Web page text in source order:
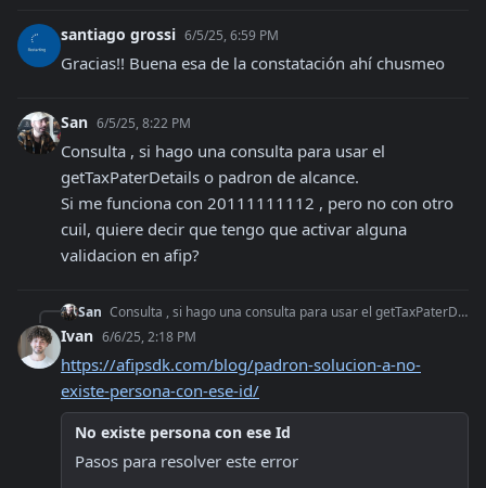
santiago grossi 6/5/25, 6:59 PM
Gracias!! Buena esa de la constatación ahí chusmeo
San 6/5/25, 8:22 PM
Consulta , si hago una consulta para usar el
getTaxPaterDetails o padron de alcance.
Si me funciona con 20111111112 , pero no con otro
cuil, quiere decir que tengo que activar alguna
validacion en afip?
San Consulta , si hago una consulta para usar el getTaxPaterDetails o padron de alcance. Si me funciona con 20111111112 , pero no con otro cuil, quiere decir que te
Ivan 6/6/25, 2:18 PM
https://afipsdk.com/blog/padron-solucion-a-no-
existe-persona-con-ese-id/
No existe persona con ese Id
Pasos para resolver este error